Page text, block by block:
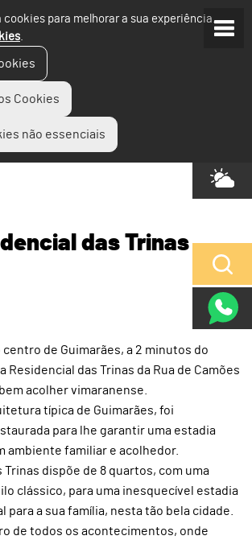
cookies para melhorar a sua experiência.
.
Cookies
não essenciais
das Trinas
de Guimarães, a 2 minutos do
Residencial das Trinas da Rua de Camões
acolher vimaranense.
típica de Guimarães, foi
para lhe garantir uma estadia
ambiente familiar e acolhedor.
Trinas dispõe de 8 quartos, com uma
clássico, para uma inesquecível estadia
para a sua família, nesta tão bela cidade.
de todos os acontecimentos, onde